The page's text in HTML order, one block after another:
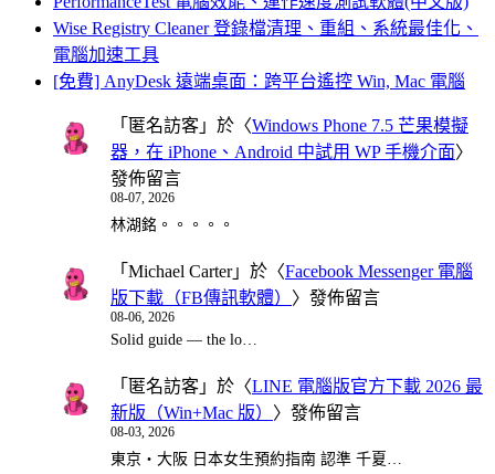
Wise Registry Cleaner 登錄檔清理、重組、系統最佳化、
電腦加速工具
[免費] AnyDesk 遠端桌面：跨平台遙控 Win, Mac 電腦
「 匿名訪客 」於〈Windows Phone 7.5 芒果模擬
器，在 iPhone、Android 中試用 WP 手機介面〉
發佈留言
08-07, 2026
林湖銘。。。。。
「 Michael Carter」於〈Facebook Messenger 電腦
版下載（FB傳訊軟體） 〉發佈留言
08-06, 2026
Solid guide — the lo…
「 匿名訪客 」於〈LINE 電腦版官方下載 2026 最
新版（Win+Mac 版） 〉發佈留言
08-03, 2026
東京・大阪 日本女生預約指南 認準 千夏…